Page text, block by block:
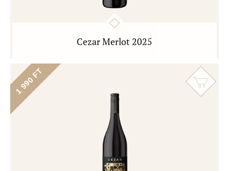
Cezar Merlot 2025
1 990 FT